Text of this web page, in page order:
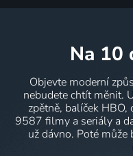
na
Objevte moderní
nebudete chtít měnit.
zpětně, balíček
9587 filmy a seriály a
už dávno. Poté